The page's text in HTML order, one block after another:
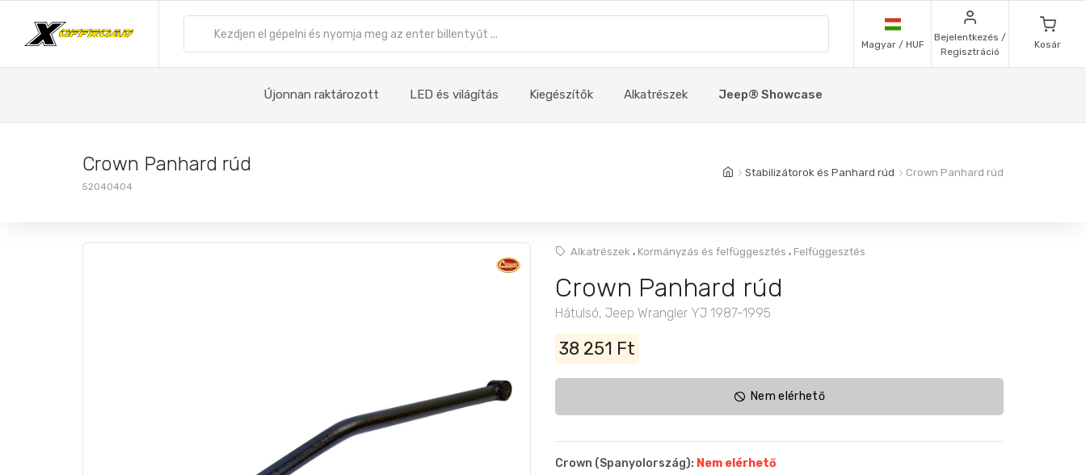
Magyar / HUF
Bejelentkezés /
Regisztráció
Kosár
Újonnan raktározott LED és világítás Kiegészítők Alkatrészek Jeep® Showcase
Crown Panhard rúd
52040404
Stabilizátorok és Panhard rúd Crown Panhard rúd
Alkatrészek , Kormányzás és felfüggesztés , Felfüggesztés
Crown Panhard rúd
Hátulsó, Jeep Wrangler YJ 1987-1995
38 251 Ft
Nem elérhető
Crown (Spanyolország): Nem elérhető